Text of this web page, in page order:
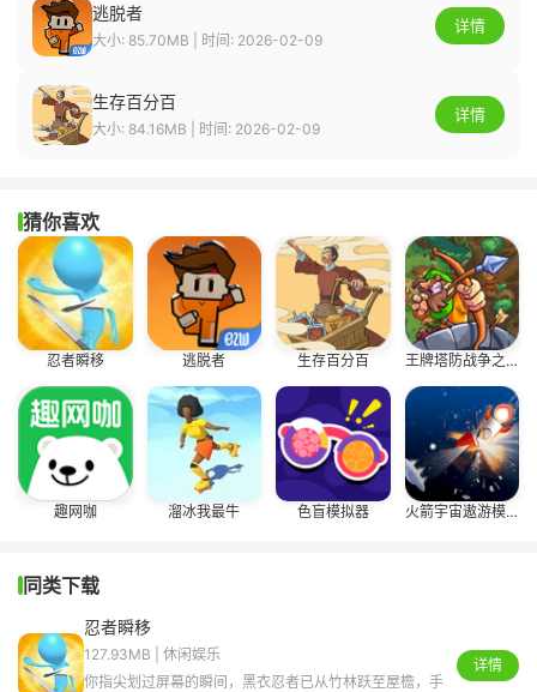
逃脱者
大小: 85.70MB | 时间: 2026-02-09
详情
生存百分百
大小: 84.16MB | 时间: 2026-02-09
详情
猜你喜欢
忍者瞬移 逃脱者 生存百分百 王牌塔防战争之王
趣网咖 溜冰我最牛 色盲模拟器 火箭宇宙遨游模拟
同类下载
忍者瞬移
127.93MB | 休闲娱乐
你指尖划过屏幕的瞬间，黑衣忍者已从竹林跃至屋檐，手
详情